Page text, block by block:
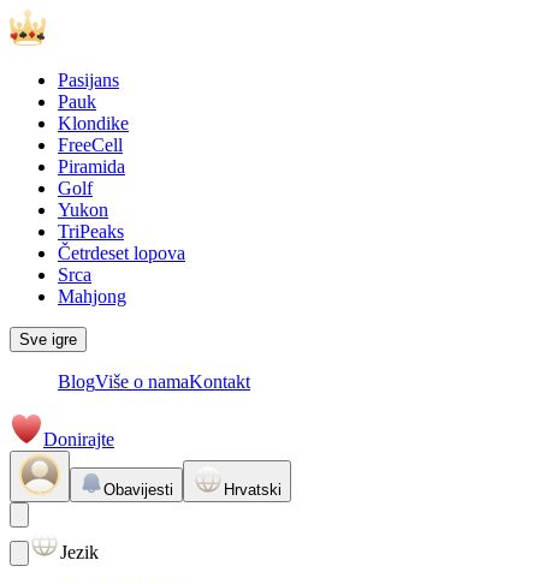
Pasijans
Pauk
Klondike
FreeCell
Piramida
Golf
Yukon
TriPeaks
Četrdeset lopova
Srca
Mahjong
Sve igre
BlogViše o namaKontakt
Donirajte
Obavijesti Hrvatski
Jezik